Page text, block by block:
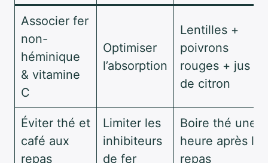
Associer fer
non-
héminique
& vitamine
C
Optimiser
l’absorption
Lentilles +
poivrons
rouges + jus
de citron
Éviter thé et
café aux
repas
Limiter les
inhibiteurs
de fer
Boire thé une
heure après le
repas